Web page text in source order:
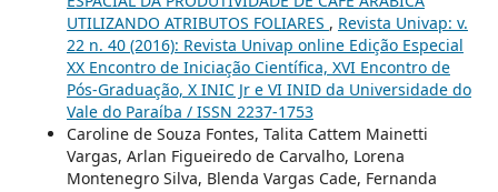
UTILIZANDO ATRIBUTOS FOLIARES , Revista Univap: v.
22 n. 40 (2016): Revista Univap online Edição Especial
XX Encontro de Iniciação Científica, XVI Encontro de
Pós-Graduação, X INIC Jr e VI INID da Universidade do
Vale do Paraíba / ISSN 2237-1753
Caroline de Souza Fontes, Talita Cattem Mainetti
Vargas, Arlan Figueiredo de Carvalho, Lorena
Montenegro Silva, Blenda Vargas Cade, Fernanda